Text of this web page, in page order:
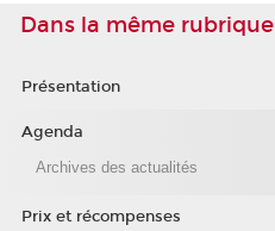
Dans la même rubrique
Présentation
Agenda
Archives des actualités
Prix et récompenses